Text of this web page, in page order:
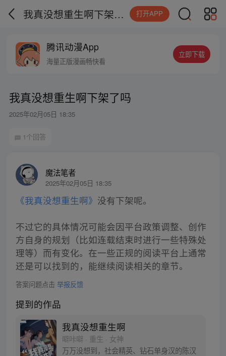
我真没想重生啊下架了吗 打开APP
腾讯动漫App
海量正版漫画畅快看
立即下载
我真没想重生啊下架了吗
2025年02月05日 18:35
1个回答
魔法笔者
2025年02月05日 18:35
《我真没想重生啊》 没有下架呢。
不过它的具体情况可能会因平台政策调整、创作
方自身的规划（比如连载结束时进行一些特殊处
理等）而有变化。在一些正规的阅读平台上通常
还是可以找到的，能继续阅读相关的章节。
答案问题点击 举报反馈
提到的作品
我真没想重生啊
噼咔噼 · 重生 · 女神
万万没想到，社会精英、钻石单身汉的陈汉